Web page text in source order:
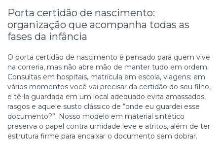
Porta certidão de nascimento:
organização que acompanha todas as
fases da infância
O porta certidão de nascimento é pensado para quem vive
na correria, mas não abre mão de manter tudo em ordem.
Consultas em hospitais, matrícula em escola, viagens: em
vários momentos você vai precisar da certidão do seu filho,
e tê-la guardada em um local adequado evita amassados,
rasgos e aquele susto clássico de “onde eu guardei esse
documento?”. Nosso modelo em material sintético
preserva o papel contra umidade leve e atritos, além de ter
estrutura firme para encaixar o documento sem dobrar.